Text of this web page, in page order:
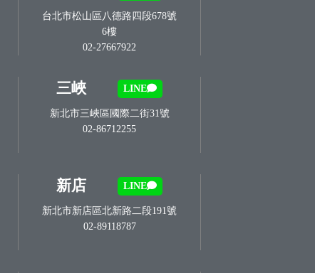
台北市松山區八德路四段678號
6樓
02-27667922
三峽 LINE
新北市三峽區國際二街31號
02-86712255
新店 LINE
新北市新店區北新路二段191號
02-89118787